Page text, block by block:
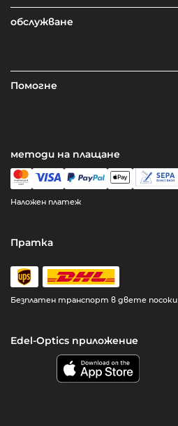
обслужване
Помогне
методи на плащане
Наложен платеж
Пратка
Безплатен транспорт в двете посоки
Edel-Optics приложение